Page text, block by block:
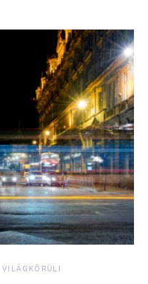
VILÁGKÖRÜLI